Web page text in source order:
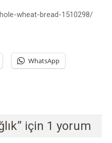
wheat-bread-1510298/
WhatsApp
için 1 yorum